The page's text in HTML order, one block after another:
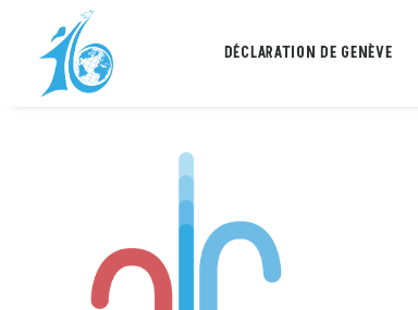
DÉCLARATION DE GENÈVE